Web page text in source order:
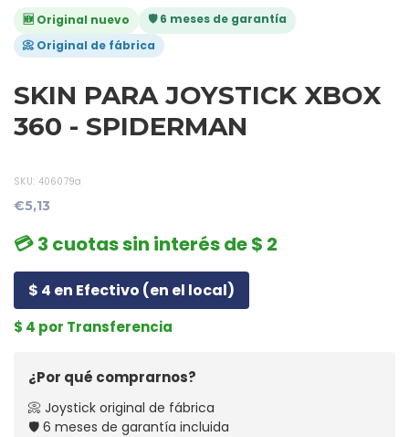
🆕 Original nuevo
🛡️ 6 meses de garantía
📀 Original de fábrica
SKIN PARA JOYSTICK XBOX
360 - SPIDERMAN
SKU: 406079a
€5,13
💳 3 cuotas sin interés de $ 2
$ 4 en Efectivo (en el local)
$ 4 por Transferencia
¿Por qué comprarnos?
📀 Joystick original de fábrica
🛡️ 6 meses de garantía incluida